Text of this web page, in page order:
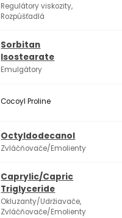
Regulátory viskozity,
Rozpúšťadlá
Sorbitan
Isostearate
Emulgátory
Cocoyl Proline
Octyldodecanol
Zvláčňovače/Emolienty
Caprylic/Capric
Triglyceride
Okluzanty/Udržiavače,
Zvláčňovače/Emolienty